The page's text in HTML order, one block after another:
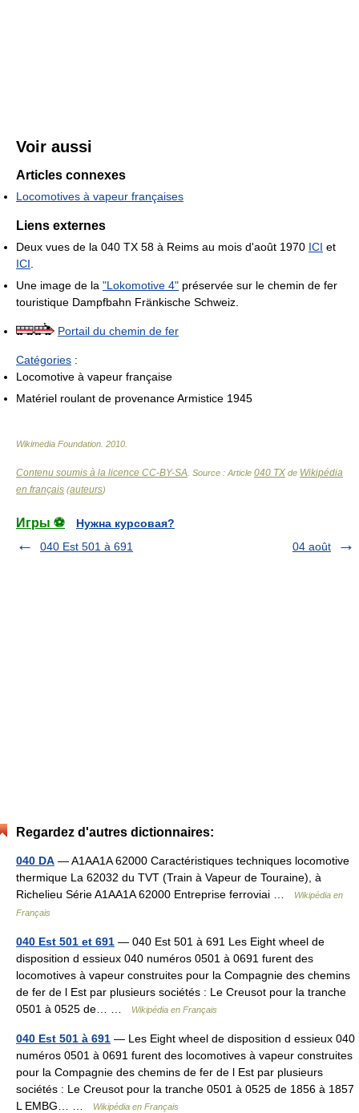
Voir aussi
Articles connexes
Locomotives à vapeur françaises
Liens externes
Deux vues de la 040 TX 58 à Reims au mois d'août 1970 ICI et
ICI
Une image de la "Lokomotive 4" préservée sur le chemin de fer
touristique Dampfbahn Fränkische Schweiz.
Portail du chemin de fer
Catégories :
Locomotive à vapeur française
Matériel roulant de provenance Armistice 1945
Wikimedia Foundation 2010
Contenu soumis à la licence CC-BY-SA . Source : Article 040 TX de Wikipédia
en français (auteurs)
Игры ⚽
Нужна курсовая?
040 Est 501 à 691
04 août
Regardez d'autres dictionnaires:
040 DA — A1AA1A 62000 Caractéristiques techniques locomotive
thermique La 62032 du TVT (Train à Vapeur de Touraine), à
Richelieu Série A1AA1A 62000 Entreprise ferroviai …
Wikipédia en
Français
040 Est 501 et 691 — 040 Est 501 à 691 Les Eight wheel de
disposition d essieux 040 numéros 0501 à 0691 furent des
locomotives à vapeur construites pour la Compagnie des chemins
de fer de l Est par plusieurs sociétés : Le Creusot pour la tranche
0501 à 0525 de… …
Wikipédia en Français
040 Est 501 à 691 — Les Eight wheel de disposition d essieux 040
numéros 0501 à 0691 furent des locomotives à vapeur construites
pour la Compagnie des chemins de fer de l Est par plusieurs
sociétés : Le Creusot pour la tranche 0501 à 0525 de 1856 à 1857
L EMBG… …
Wikipédia en Français